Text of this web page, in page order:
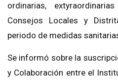
ordinarias,
Consejos Locales y
periodo de medidas
Se informó sobre la
y Colaboración entre el